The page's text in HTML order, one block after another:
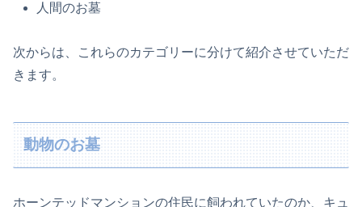
人間のお墓
次からは、これらのカテゴリーに分けて紹介させていただ
きます。
動物のお墓
ホーンテッドマンションの住民に飼われていたのか、キュ